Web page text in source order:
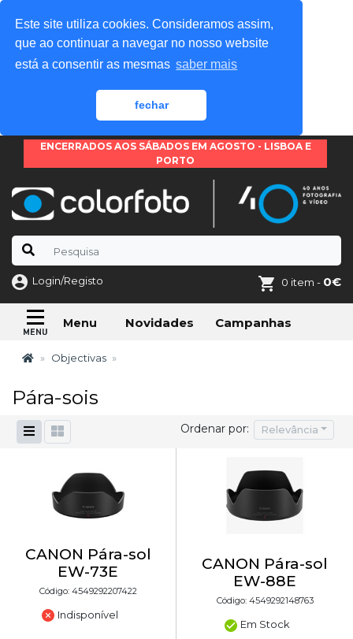
Este site utiliza cookies. Consideramos assim,
que ao continuar a navegar no nosso website
está a consentir as mesmas saber mais
fechar
ENCERRADOS AOS SÁBADOS EM AGOSTO - LISBOA E
PORTO
Login/Registo 0 item - 0€
Menu Novidades Campanhas
Objectivas
Pára-sois
Ordenar por: Relevância
CANON Pára-sol
EW-73E
Código: 4549292207422
Indisponível
CANON Pára-sol
EW-88E
Código: 4549292148763
Em Stock